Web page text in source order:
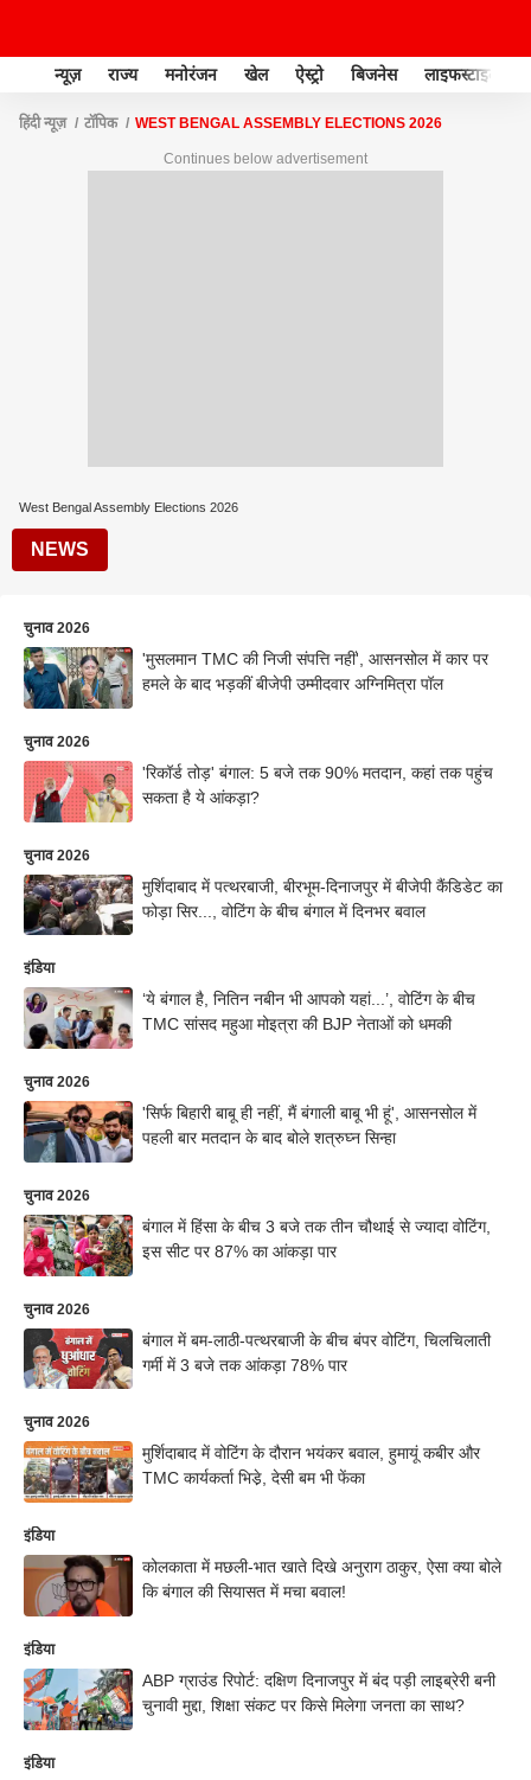
न्यूज़ राज्य मनोरंजन खेल ऐस्ट्रो बिजनेस लाइफस्टाइल
हिंदी न्यूज़ टॉपिक WEST BENGAL ASSEMBLY ELECTIONS 2026
Continues below advertisement
West Bengal Assembly Elections 2026
NEWS
चुनाव 2026
'मुसलमान TMC की निजी संपत्ति नहीं', आसनसोल में कार पर
हमले के बाद भड़कीं बीजेपी उम्मीदवार अग्निमित्रा पॉल
चुनाव 2026
'रिकॉर्ड तोड़' बंगाल: 5 बजे तक 90% मतदान, कहां तक पहुंच
सकता है ये आंकड़ा?
चुनाव 2026
मुर्शिदाबाद में पत्थरबाजी, बीरभूम-दिनाजपुर में बीजेपी कैंडिडेट का
फोड़ा सिर..., वोटिंग के बीच बंगाल में दिनभर बवाल
इंडिया
‘ये बंगाल है, नितिन नबीन भी आपको यहां...’, वोटिंग के बीच
TMC सांसद महुआ मोइत्रा की BJP नेताओं को धमकी
चुनाव 2026
'सिर्फ बिहारी बाबू ही नहीं, मैं बंगाली बाबू भी हूं', आसनसोल में
पहली बार मतदान के बाद बोले शत्रुघ्न सिन्हा
चुनाव 2026
बंगाल में हिंसा के बीच 3 बजे तक तीन चौथाई से ज्यादा वोटिंग,
इस सीट पर 87% का आंकड़ा पार
चुनाव 2026
बंगाल में बम-लाठी-पत्थरबाजी के बीच बंपर वोटिंग, चिलचिलाती
गर्मी में 3 बजे तक आंकड़ा 78% पार
चुनाव 2026
मुर्शिदाबाद में वोटिंग के दौरान भयंकर बवाल, हुमायूं कबीर और
TMC कार्यकर्ता भिडे़, देसी बम भी फेंका
इंडिया
कोलकाता में मछली-भात खाते दिखे अनुराग ठाकुर, ऐसा क्या बोले
कि बंगाल की सियासत में मचा बवाल!
इंडिया
ABP ग्राउंड रिपोर्ट: दक्षिण दिनाजपुर में बंद पड़ी लाइब्रेरी बनी
चुनावी मुद्दा, शिक्षा संकट पर किसे मिलेगा जनता का साथ?
इंडिया